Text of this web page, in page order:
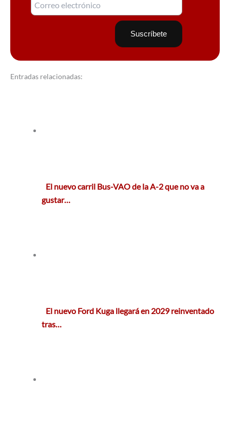
Entradas relacionadas:
El nuevo carril Bus-VAO de la A-2 que no va a
gustar…
El nuevo Ford Kuga llegará en 2029 reinventado
tras…